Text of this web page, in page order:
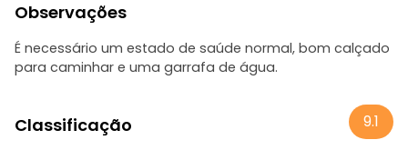
Observações
É necessário um estado de saúde normal, bom calçado
para caminhar e uma garrafa de água.
Classificação 9.1